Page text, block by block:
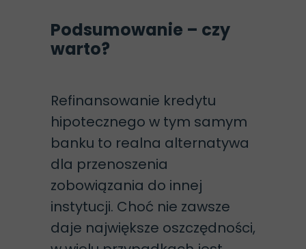
Podsumowanie – czy
warto?
Refinansowanie kredytu
hipotecznego w tym samym
banku to realna alternatywa
dla przenoszenia
zobowiązania do innej
instytucji. Choć nie zawsze
daje największe oszczędności,